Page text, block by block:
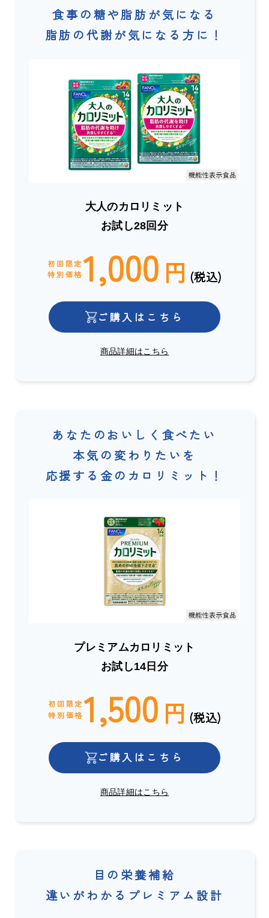
食事の糖や脂肪が気になる
脂肪の代謝が気になる方に！
大人のカロリミット
お試し28回分
初回限定
特別価格1,000 円 (税込)
ご購入はこちら
商品詳細はこちら
あなたのおいしく食べたい
本気の変わりたいを
応援する金のカロリミット！
プレミアムカロリミット
お試し14日分
初回限定
特別価格1,500 円 (税込)
ご購入はこちら
商品詳細はこちら
目の栄養補給
違いがわかるプレミアム設計